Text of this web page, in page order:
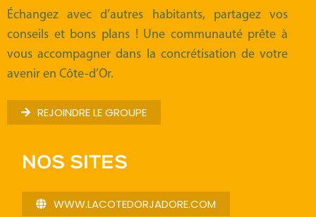
Échangez avec d’autres habitants, partagez vos
conseils et bons plans ! Une communauté prête à
vous accompagner dans la concrétisation de votre
avenir en Côte-d’Or.
REJOINDRE LE GROUPE
NOS SITES
WWW.LACOTEDORJADORE.COM